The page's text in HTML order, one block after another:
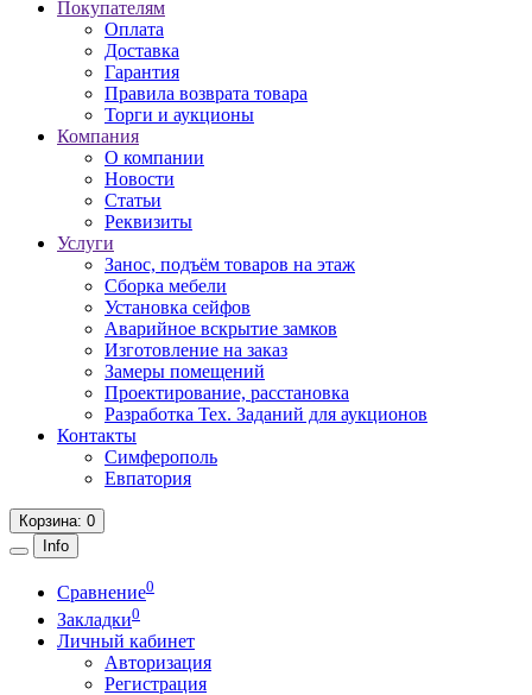
Покупателям
Оплата
Доставка
Гарантия
Правила возврата товара
Торги и аукционы
Компания
О компании
Новости
Статьи
Реквизиты
Услуги
Занос, подъём товаров на этаж
Сборка мебели
Установка сейфов
Аварийное вскрытие замков
Изготовление на заказ
Замеры помещений
Проектирование, расстановка
Разработка Тех. Заданий для аукционов
Контакты
Симферополь
Евпатория
Корзина: 0
Info
Сравнение0
Закладки0
Личный кабинет
Авторизация
Регистрация